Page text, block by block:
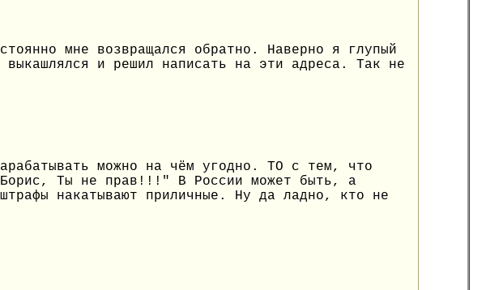
мне возвращался обратно. Наверно я глупый
и решил написать на эти адреса. Так не
можно на чём угодно. ТО с тем, что
Ты не прав!!!" В России может быть, а
накатывают приличные. Ну да ладно, кто не